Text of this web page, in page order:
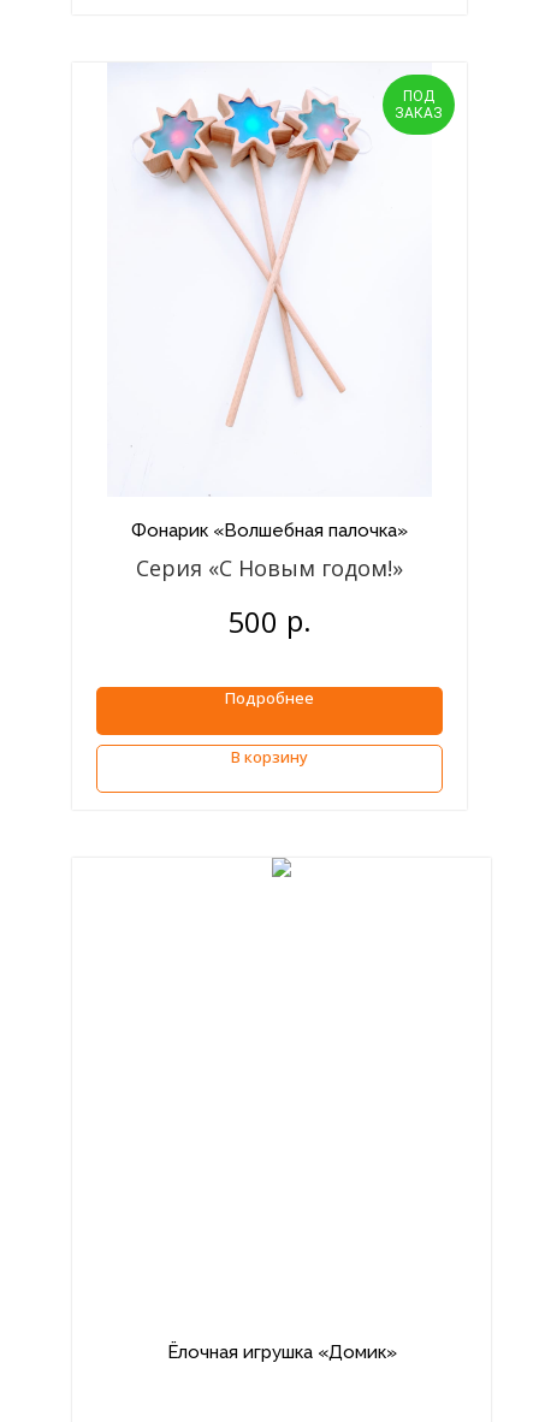
ПОД
ЗАКАЗ
Фонарик «Волшебная палочка»
Серия «С Новым годом!»
500 р.
Подробнее
В корзину
Ёлочная игрушка «Домик»